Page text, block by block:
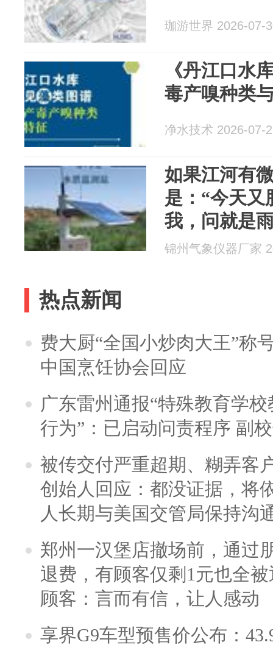
珈游世界 2026-07-
《丹江口水
毒产嗅种类
净水技术 2026-07-
如果江河有
是：“今天又
我，问就是
水质监测站
锦州气象仪器厂家
热点新闻
费大厨“全国小炒肉大王”称
中国烹饪协会回应
广东雷州通报“特殊教育学
行为”：已启动问责程序 副
被传交付严重超期、糊弄客
创始人回应：都没证据，将
人长期与美国交管局保持沟
郑州一汉堡店撤场前，通过
退费，有顾客仅剩1元也全
顾客：言而有信，让人感动
享界G9车型预售价公布：